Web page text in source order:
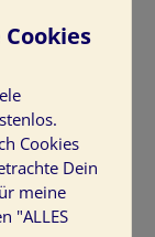
so häufig zu
klar sein,
seit
Cookies
Dein
meine
"ALLES